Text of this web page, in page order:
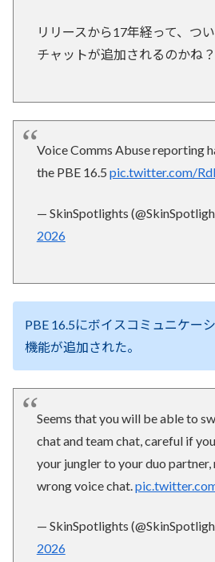
リリースから17年経って、つ
チャットが追加されるのかね？
Voice Comms Abuse reporting
the PBE 16.5 pic.twitter.com/
— SkinSpotlights
2026
PBE 16.5にボイスコミュニケー
機能が追加された。
Seems that you will be able to
chat and team chat, careful if
your jungler to your duo partner,
wrong voice chat.
— SkinSpotlights
2026